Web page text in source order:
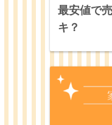
最安値で
キ？